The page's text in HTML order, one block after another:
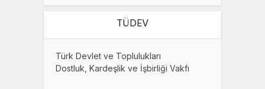
TÜDEV
Türk Devlet ve Toplulukları
Dostluk, Kardeşlik ve İşbirliği Vakfı